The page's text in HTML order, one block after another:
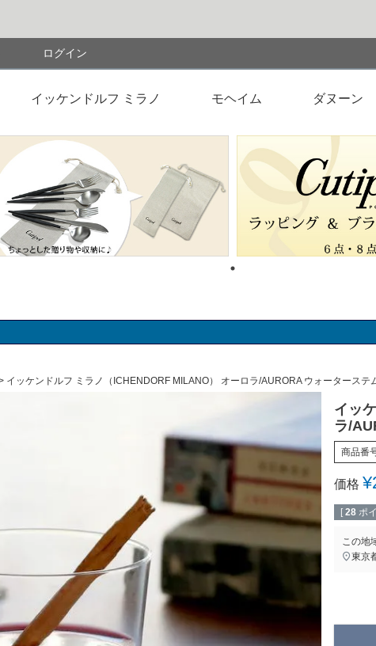
ログイン
イッケンドルフ ミラノ モヘイム ダヌーン
イッケンドルフ ミラノ（ICHENDORF MILANO） オーロラ/AURORA ウォーターステ
イッ
ラ/
商品番
価格 ¥
[ 28 ポ
この地
東京